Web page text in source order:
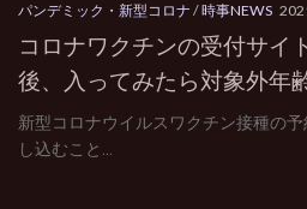
パンデミック・新型コロナ /時事NEWS
コロナワクチンの受付サイ
後、入ってみたら対象外年
新型コロナウイルスワクチン接種の
し込むこと...